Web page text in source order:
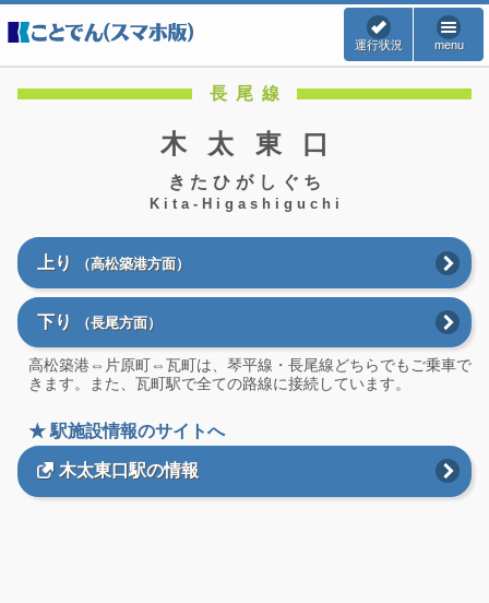
運行状況 menu
長尾線
木太東口
きたひがしぐち
Kita-Higashiguchi
上り （高松築港方面）
下り （長尾方面）
高松築港⇔片原町⇔瓦町は、琴平線・長尾線どちらでもご乗車で
きます。また、瓦町駅で全ての路線に接続しています。
★ 駅施設情報のサイトへ
木太東口駅の情報